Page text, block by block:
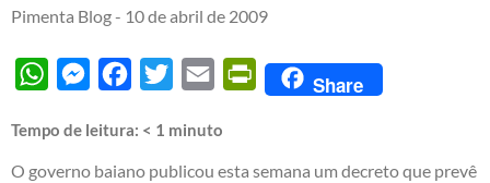
Pimenta Blog - 10 de abril de 2009
WhatsAppMessengerFacebook
Twitter Email PrintFriendly
Share
Tempo de leitura: < 1 minuto
O governo baiano publicou esta semana um decreto que prevê